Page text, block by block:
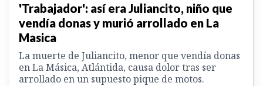
'Trabajador': así era Juliancito, niño que
vendía donas y murió arrollado en La
Masica
La muerte de Juliancito, menor que vendía donas
en La Másica, Atlántida, causa dolor tras ser
arrollado en un supuesto pique de motos.